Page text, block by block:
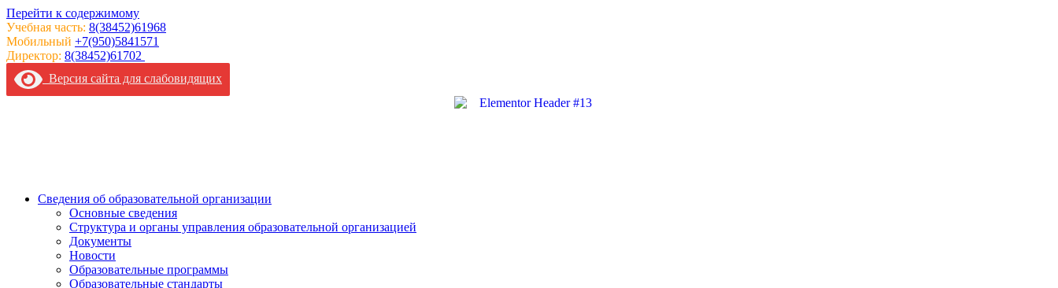
Перейти к содержимому
Учебная часть: 8(38452)61968
Мобильный +7(950)5841571
Директор: 8(38452)61702
Версия сайта для слабовидящих
Сведения об образовательной организации
Основные сведения
Структура и органы управления образовательной организацией
Документы
Новости
Образовательные программы
Образовательные стандарты